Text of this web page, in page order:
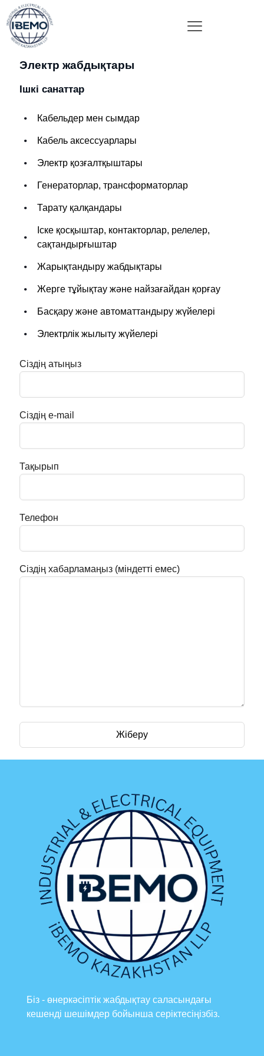
Электр жабдықтары
Ішкі санаттар
Кабельдер мен сымдар
Кабель аксессуарлары
Электр қозғалтқыштары
Генераторлар, трансформаторлар
Тарату қалқандары
Іске қосқыштар, контакторлар, релелер,
сақтандырғыштар
Жарықтандыру жабдықтары
Жерге тұйықтау және найзағайдан қорғау
Басқару және автоматтандыру жүйелері
Электрлік жылыту жүйелері
Сіздің атыңыз
Сіздің e-mail
Тақырып
Телефон
Сіздің хабарламаңыз (міндетті емес)
Біз - өнеркәсіптік жабдықтау саласындағы
кешенді шешімдер бойынша серіктесіңізбіз.